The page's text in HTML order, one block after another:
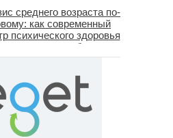
среднего возраста по-
как современный
психического здоровья
помогает пересобрать
без таблеток